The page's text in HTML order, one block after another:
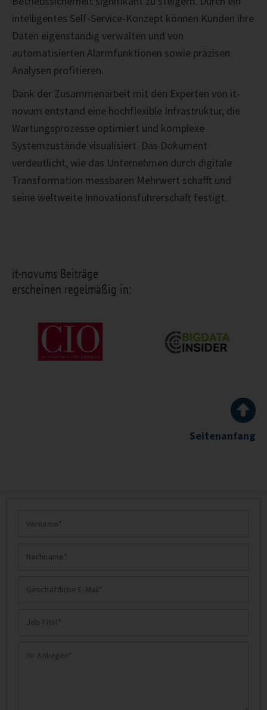
intelligentes Self-Service-Konzept können Kunden ihre
Daten eigenständig verwalten und von
automatisierten Alarmfunktionen sowie präzisen
Analysen profitieren.
Dank der Zusammenarbeit mit den Experten von it-
novum entstand eine hochflexible Infrastruktur, die
Wartungsprozesse optimiert und komplexe
Systemzustände visualisiert. Das Dokument
verdeutlicht, wie das Unternehmen durch digitale
Transformation messbaren Mehrwert schafft und
seine weltweite Innovationsführerschaft festigt.
it-novums Beiträge
erscheinen regelmäßig in:
Seitenanfang
Nachname
Geschäftliche
Mail